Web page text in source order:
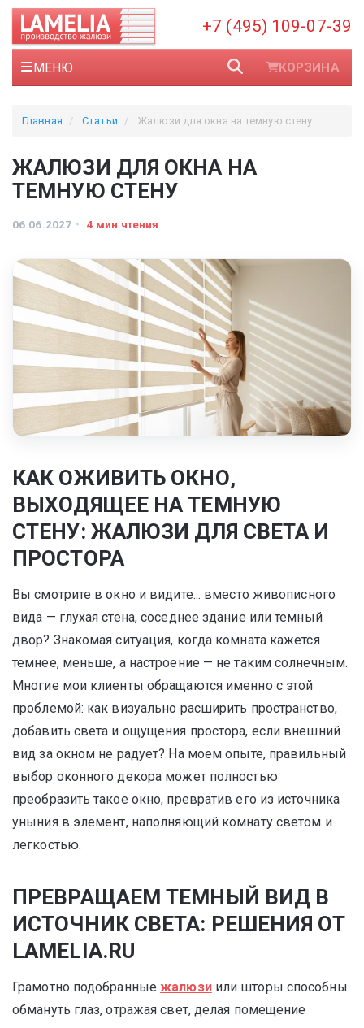
+7 (495) 109-07-39
МЕНЮ КОРЗИНА
Главная Статьи Жалюзи для окна на темную стену
ЖАЛЮЗИ ДЛЯ ОКНА НА
ТЕМНУЮ СТЕНУ
06.06.2027 4 мин чтения
КАК ОЖИВИТЬ ОКНО,
ВЫХОДЯЩЕЕ НА ТЕМНУЮ
СТЕНУ: ЖАЛЮЗИ ДЛЯ СВЕТА И
ПРОСТОРА
Вы смотрите в окно и видите... вместо живописного
вида — глухая стена, соседнее здание или темный
двор? Знакомая ситуация, когда комната кажется
темнее, меньше, а настроение — не таким солнечным.
Многие мои клиенты обращаются именно с этой
проблемой: как визуально расширить пространство,
добавить света и ощущения простора, если внешний
вид за окном не радует? На моем опыте, правильный
выбор оконного декора может полностью
преобразить такое окно, превратив его из источника
уныния в элемент, наполняющий комнату светом и
легкостью.
ПРЕВРАЩАЕМ ТЕМНЫЙ ВИД В
ИСТОЧНИК СВЕТА: РЕШЕНИЯ ОТ
LAMELIA.RU
Грамотно подобранныежалюзиили шторы способны
обмануть глаз, отражая свет, делая помещение